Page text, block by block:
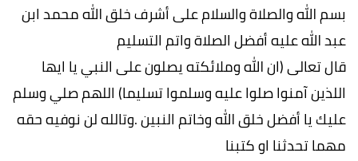
بسم الله والصلاة والسلام على أشرف خلق الله محمد ابن
عبد الله عليه أفضل الصلاة واتم التسليم
قال تعالى (ان الله وملائكته يصلون على النبي يا ايها
اللذين آمنوا ‏صلوا عليه وسلموا تسليما) اللهم ‏صلي وسلم
عليك يا أفضل خلق الله وخاتم النبين ‏.وتالله لن نوفيه حقه
مهما تحدثنا او كتبنا